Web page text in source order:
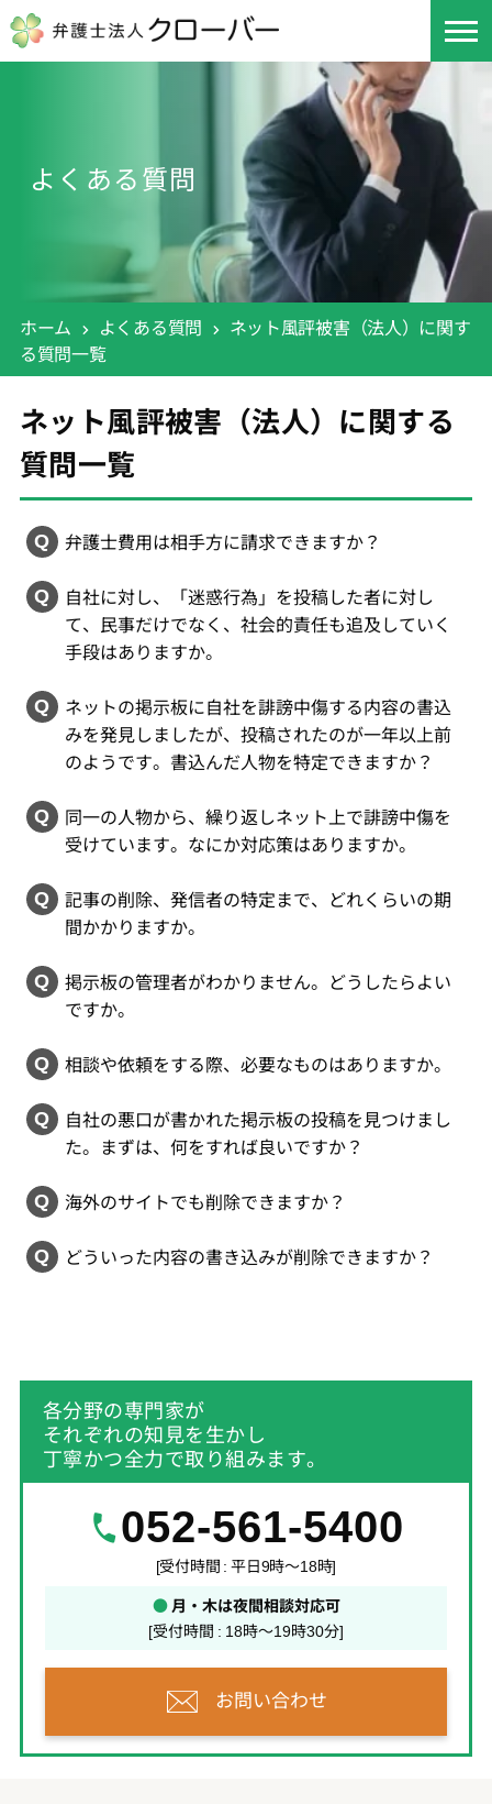
よくある質問
ホーム よくある質問
ネット風評被害（法人）に関す
る質問一覧
ネット風評被害（法人）に関する
質問一覧
弁護士費用は相手方に請求できますか？
自社に対し、「迷惑行為」を投稿した者に対し
て、民事だけでなく、社会的責任も追及していく
手段はありますか。
ネットの掲示板に自社を誹謗中傷する内容の書込
みを発見しましたが、投稿されたのが一年以上前
のようです。書込んだ人物を特定できますか？
同一の人物から、繰り返しネット上で誹謗中傷を
受けています。なにか対応策はありますか。
記事の削除、発信者の特定まで、どれくらいの期
間かかりますか。
掲示板の管理者がわかりません。どうしたらよい
ですか。
相談や依頼をする際、必要なものはありますか。
自社の悪口が書かれた掲示板の投稿を見つけまし
た。まずは、何をすれば良いですか？
海外のサイトでも削除できますか？
どういった内容の書き込みが削除できますか？
各分野の専門家が
それぞれの知見を生かし
丁寧かつ全力で取り組みます。
052-561-5400
[受付時間 : 平日9時～18時]
●月・木は夜間相談対応可
[受付時間 : 18時～19時30分]
お問い合わせ